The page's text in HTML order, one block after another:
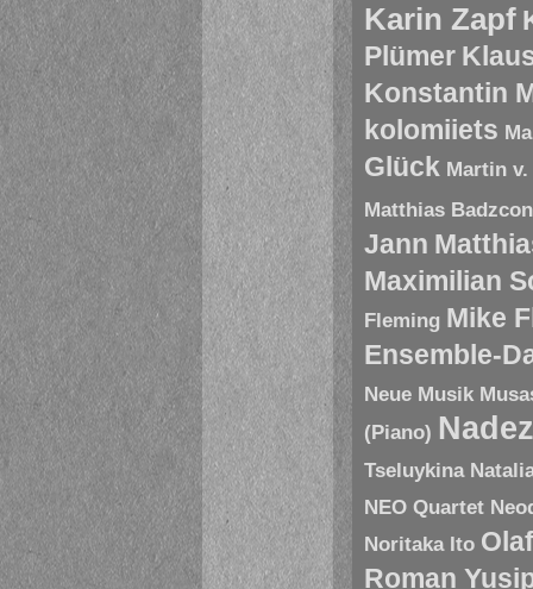
Karin Zapf
Plümer
Konstantin
kolomiiets
Glück Martin
Matthias
Jann
Maximilian
Fleming Mike
Ensemble-
Neue Musik
(Piano)
Tseluykina
NEO Quartet
Noritaka Ito
Roman